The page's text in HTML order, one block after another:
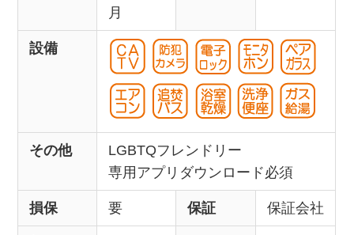
月
設備
その他
LGBTQフレンドリー
専用アプリダウンロード必須
損保 要 保証 保証会社